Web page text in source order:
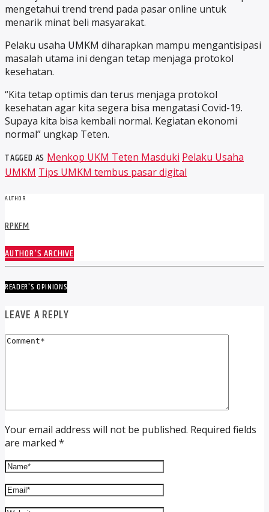
mengetahui trend trend pada pasar online untuk
menarik minat beli masyarakat.
Pelaku usaha UMKM diharapkan mampu mengantisipasi
masalah utama ini dengan tetap menjaga protokol
kesehatan.
“Kita tetap optimis dan terus menjaga protokol
kesehatan agar kita segera bisa mengatasi Covid-19.
Supaya kita bisa kembali normal. Kegiatan ekonomi
normal” ungkap Teten.
TAGGED AS Menkop UKM Teten Masduki Pelaku Usaha
UMKM Tips UMKM tembus pasar digital
AUTHOR
RPKFM
AUTHOR'S ARCHIVE
READER'S OPINIONS
LEAVE A REPLY
Your email address will not be published. Required fields
are marked *